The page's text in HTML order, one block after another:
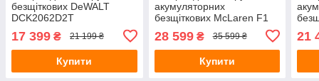
безщіткових DeWALT
DCK2062D2T
17 399 ₴ 21 199 ₴
Купити
акумуляторних
безщіткових McLaren F1
TEAM LIMITED EDITION
DeWALT DCK200MP2T
28 599₴ 35 599 ₴
Купити
21